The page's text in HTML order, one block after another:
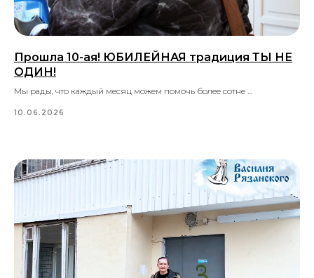
Прошла 10-ая! ЮБИЛЕЙНАЯ традиция ТЫ НЕ
ОДИН!
Мы рады, что каждый месяц можем помочь более сотне ...
10.06.2026